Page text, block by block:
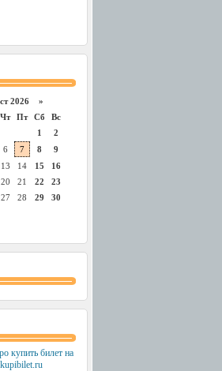
2026 »
Чт Пт Сб
Вс
1
2
6 7 8
9
13 14 15
16
20 21 22
23
27 28 29
30
купить билет на
kupibilet.ru